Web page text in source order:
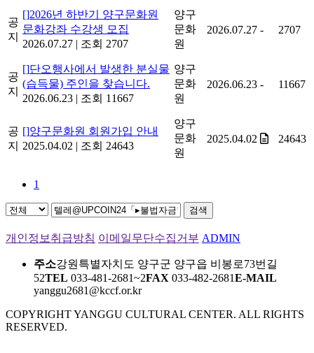
공
지
[]2026년 하반기 양구문화원
문화강좌 수강생 모집
2026.07.27 | 조회 2707
양구
문화
원
2026.07.27 - 2707
공
지
[]단오행사에서 발생한 분실물
(습득물) 주인을 찾습니다.
2026.06.23 | 조회 11667
양구
문화
원
2026.06.23 - 11667
공
지
[]양구문화원 회원가입 안내
2025.04.02 | 조회 24643
양구
문화
원
2025.04.02 24643
1
검색
개인정보취급방침 이메일무단수집거부 ADMIN
주소강원특별자치도 양구군 양구읍 비봉로73번길
52TEL 033-481-2681~2FAX 033-482-2681E-MAIL
yanggu2681@kccf.or.kr
COPYRIGHT YANGGU CULTURAL CENTER. ALL RIGHTS
RESERVED.